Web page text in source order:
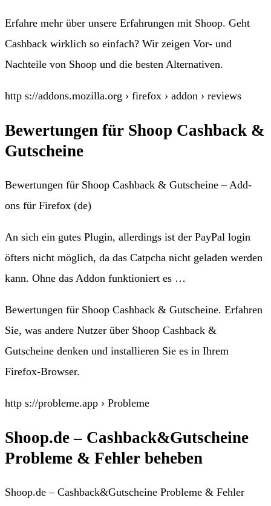
Erfahre mehr über unsere Erfahrungen mit Shoop. Geht
Cashback wirklich so einfach? Wir zeigen Vor- und
Nachteile von Shoop und die besten Alternativen.
http s://addons.mozilla.org › firefox › addon › reviews
Bewertungen für Shoop Cashback &
Gutscheine
Bewertungen für Shoop Cashback & Gutscheine – Add-
ons für Firefox (de)
An sich ein gutes Plugin, allerdings ist der PayPal login
öfters nicht möglich, da das Catpcha nicht geladen werden
kann. Ohne das Addon funktioniert es …
Bewertungen für Shoop Cashback & Gutscheine. Erfahren
Sie, was andere Nutzer über Shoop Cashback &
Gutscheine denken und installieren Sie es in Ihrem
Firefox-Browser.
http s://probleme.app › Probleme
Shoop.de – Cashback&Gutscheine
Probleme & Fehler beheben
Shoop.de – Cashback&Gutscheine Probleme & Fehler